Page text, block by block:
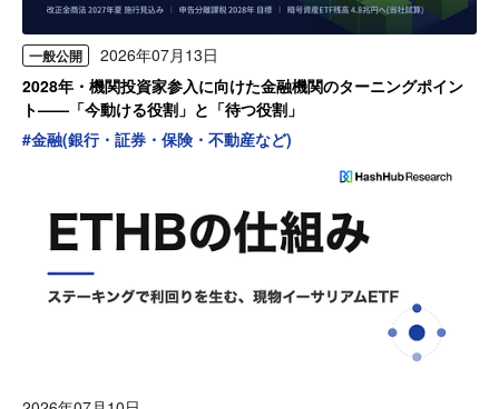
一般公開
2026年07月13日
2028年・機関投資家参入に向けた金融機関のターニングポイン
ト——「今動ける役割」と「待つ役割」
#金融(銀行・証券・保険・不動産など)